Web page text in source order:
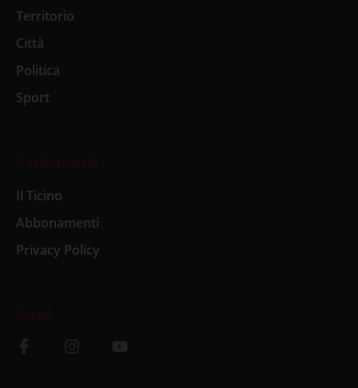
Territorio
Città
Politica
Sport
Il settimanale
Il Ticino
Abbonamenti
Privacy Policy
Social